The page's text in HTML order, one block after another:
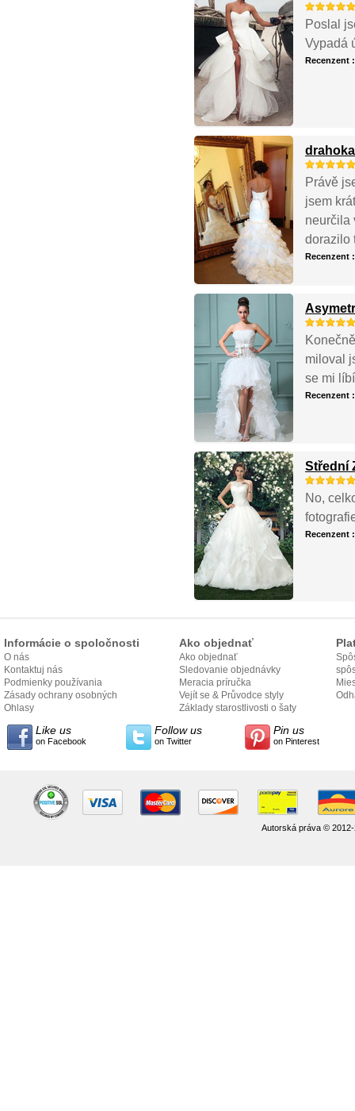
Poslal
Vypadá
Recenzent
Právě
jsem
neurčila
dorazilo
Recenzent
miloval
se mi
Recenzent
Střední
No,
Recenzent
Informácie o spoločnosti
O nás
Kontaktuj nás
Podmienky používania
Zásady ochrany osobných
údajov
Ohlasy
Ako objednať
Ako objednať
Sledovanie objednávky
Meracia príručka
Vejít se & Průvodce styly
Základy starostlivosti o šaty
Like us
on Facebook
Follow us
on Twitter
Pin us
on Pinterest
Autorská práva ©